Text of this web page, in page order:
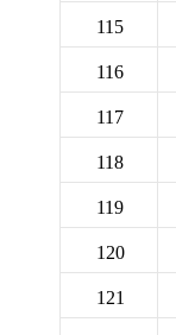
115
116
117
118
119
120
121